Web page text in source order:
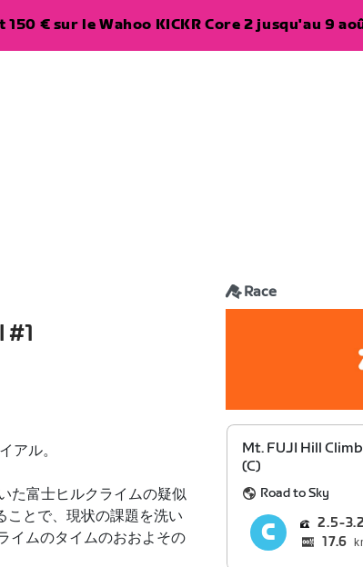
€ sur le Wahoo KICKR Core 2 jusqu'au 9
#1
Race
アル。
た富士ヒルクライムの疑似
ことで、現状の課題を洗い
イムのタイムのおおよその
Mt. FUJI Hill
(C)
Road to Sky
2.5 3.2
17.6